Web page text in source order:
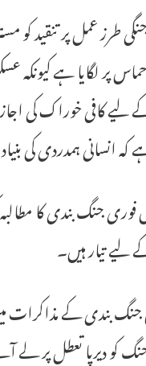
طرز عمل پر تنقید کو
حماس پر لگایا ہے
کے لیے کافی خوراک کی
کہ انسانی ہمدردی کی
فوری جنگ بندی کا
لیے تیار ہیں۔
بندی کے مذاکرات
کو دیرپا تعطل پر